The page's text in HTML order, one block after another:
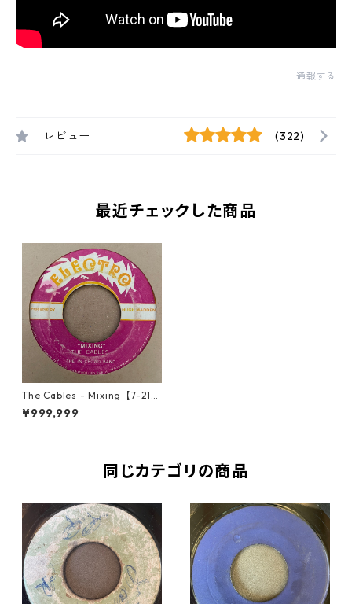
通報する
レビュー (322)
最近チェックした商品
The Cables - Mixing【7-213
52】
¥999,999
同じカテゴリの商品